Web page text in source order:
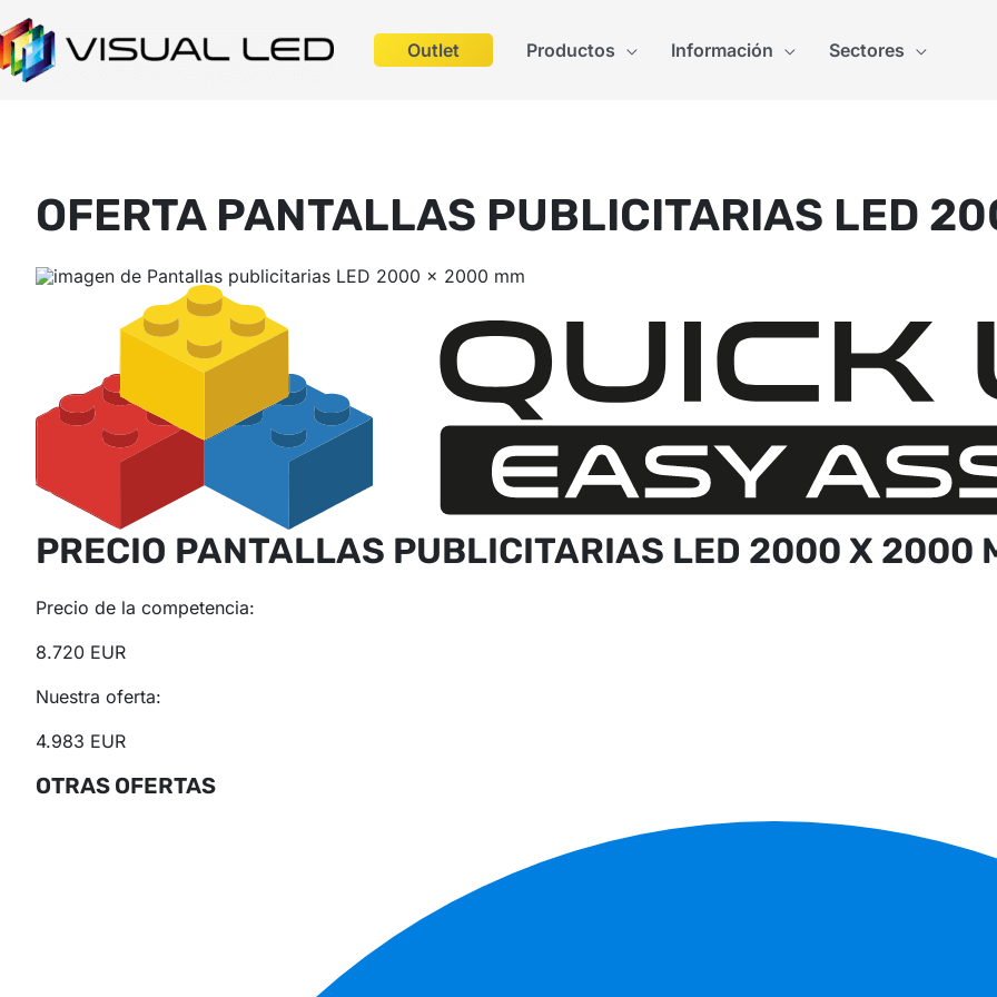
Outlet Productos Información Sectores
OFERTA PANTALLAS PUBLICITARIAS LED
PRECIO PANTALLAS PUBLICITARIAS LED 2000 X 2000
Precio de la competencia:
8.720 EUR
Nuestra oferta:
4.983 EUR
OTRAS OFERTAS